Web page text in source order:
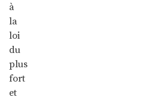
à
la
loi
du
plus
fort
et